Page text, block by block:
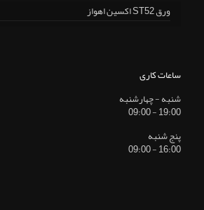
ورق ST52 اکسین اهواز
ساعات کاری
شنبه - چهارشنبه
19:00 - 09:00
پنج شنبه
16:00 - 09:00